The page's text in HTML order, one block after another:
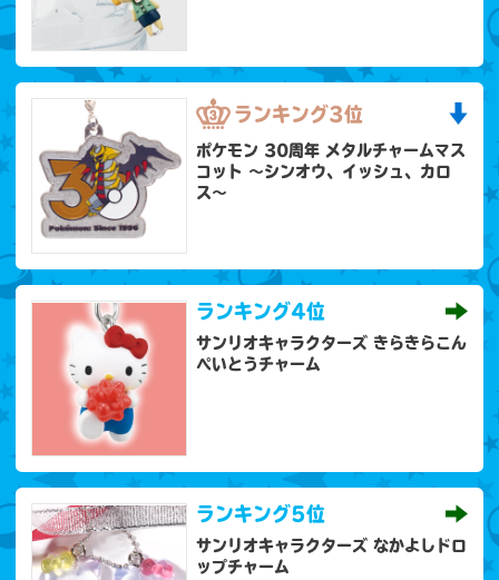
ランキング3位
ポケモン 30周年 メタルチャームマス
コット 〜シンオウ、イッシュ、カロ
ス〜
ランキング4位
サンリオキャラクターズ きらきらこん
ぺいとうチャーム
ランキング5位
サンリオキャラクターズ なかよしドロ
ップチャーム